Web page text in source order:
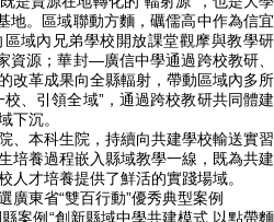
地。
區域聯動方麵，礪儒高中作為信宜
域內兄弟學校開放課堂觀摩與教學研
資源；華封—廣信中學通過跨校教研、
改革成果向全縣輻射，帶動區域內多所
、引領全域”，通過跨校教研共同體建
下沉。
、本科生院，持續向共建學校輸送實習
培養過程嵌入縣域教學一線，既為共建
人才培養提供了鮮活的實踐場域。
廣東省“雙百行動”優秀典型案例
案例“創新縣域中學共建模式 以點帶麵